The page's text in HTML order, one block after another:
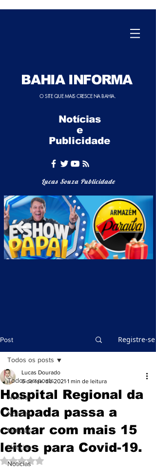
BAHIA INFORMA
O SITE QUE MAIS CRESCE NA BAHIA.
Notícias
e
Publicidade
Lucas Souza Publicidade
Post Registre-se
Todos os posts
Notícias
Notícias
Notícias
Notícias
Notícias
Todos os posts
Hospital Regional da
Chapada passa a
contar com mais 15
leitos para Covid-19.
Lucas Dourado
6 de fev. de 2021 1 min de leitura
Avaliado com NaN de 5 estrelas.